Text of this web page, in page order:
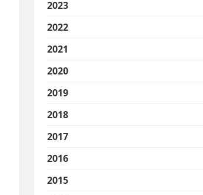
2023
2022
2021
2020
2019
2018
2017
2016
2015